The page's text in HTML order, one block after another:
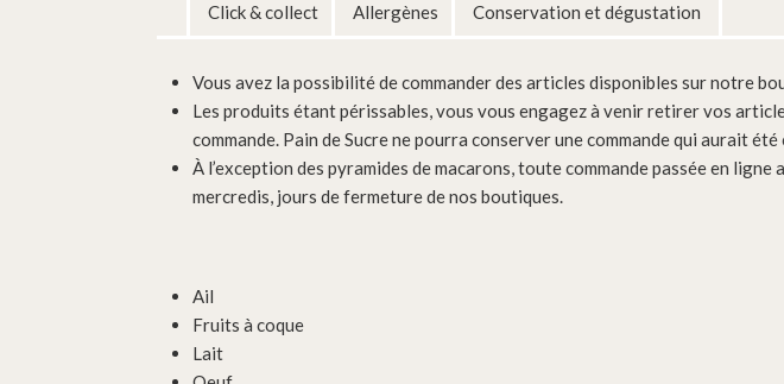
Click & collect Allergènes Conservation et dégustation
Vous avez la possibilité de commander des articles disponibles sur notre
Les produits étant périssables, vous vous engagez à venir retirer vos
commande. Pain de Sucre ne pourra conserver une commande qui aurait
À l’exception des pyramides de macarons, toute commande passée en
mercredis, jours de fermeture de nos boutiques.
Ail
Fruits à coque
Lait